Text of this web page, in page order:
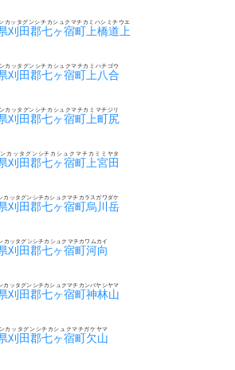
刈田郡七ヶ宿町上橋道上
カッタグンシチカシュクマチカミハシミチウエ
刈田郡七ヶ宿町上八合
カッタグンシチカシュクマチカミハチゴウ
刈田郡七ヶ宿町上町尻
カッタグンシチカシュクマチカミマチジリ
刈田郡七ヶ宿町上宮田
カッタグンシチカシュクマチカミミヤタ
刈田郡七ヶ宿町烏川岳
カッタグンシチカシュクマチカラスガワダケ
刈田郡七ヶ宿町河向
カッタグンシチカシュクマチカワムカイ
刈田郡七ヶ宿町神林山
カッタグンシチカシュクマチカンバヤシヤマ
刈田郡七ヶ宿町欠山
カッタグンシチカシュクマチガケヤマ